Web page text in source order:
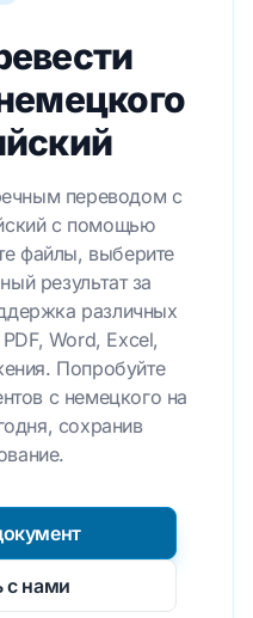
переводом с
с помощью
файлы, выберите
результат за
различных
Word, Excel,
Попробуйте
с немецкого на
сохранив
с нами